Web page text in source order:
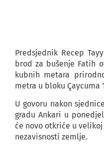
Predsjednik Recep
brod za bušenje Fatih
kubnih metara
metra u bloku Çaycuma
U govoru nakon
gradu Ankari u
će novo otkriće u
nezavisnosti zemlje.